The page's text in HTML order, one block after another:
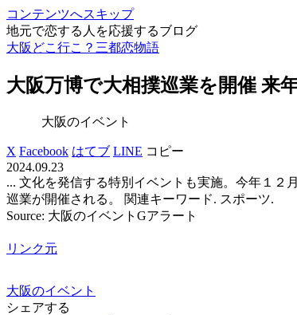
コンテンツへスキップ
地元で恋する人を応援するブログ
大阪どこ行こ？三都恋物語
大阪万博で大相撲巡業を開催 来
大阪のイベント
X Facebook はてブ LINE コピー
2024.09.23
... 文化を発信する特別イベントも実施。今年１２
巡業が開催される。 関連キーワード. スポーツ.
Source: 大阪のイベントGアラート
リンク元
大阪のイベント
シェアする